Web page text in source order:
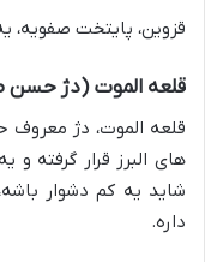
قزوین، پایتخت صفویه،
قلعه الموت (دژ حسن
قلعه الموت، دژ
های البرز قرار گرفته
شاید یه کم دشوار
داره.